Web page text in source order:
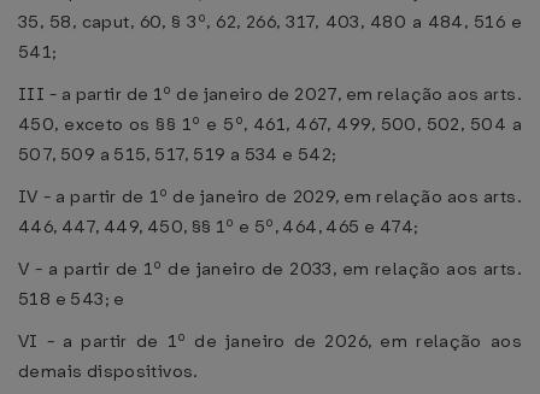
35, 58, caput, 60, § 3º, 62, 266, 317, 403, 480 a 484, 516 e
541;
III - a partir de 1º de janeiro de 2027, em relação aos arts.
450, exceto os §§ 1º e 5º, 461, 467, 499, 500, 502, 504 a
507, 509 a 515, 517, 519 a 534 e 542;
IV - a partir de 1º de janeiro de 2029, em relação aos arts.
446, 447, 449, 450, §§ 1º e 5º, 464, 465 e 474;
V - a partir de 1º de janeiro de 2033, em relação aos arts.
518 e 543; e
VI - a partir de 1º de janeiro de 2026, em relação aos
demais dispositivos.